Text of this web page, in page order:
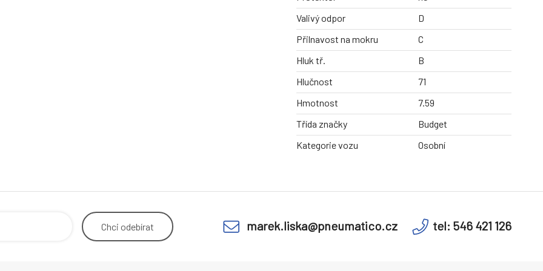
Valivý odpor
D
Přilnavost na mokru
C
Hluk tř.
B
Hlučnost
71
Hmotnost
7.59
Třída značky
Budget
Kategorie vozu
Osobní
Chci odebírat marek.liska@pneumatico.cz tel: 546 421 126